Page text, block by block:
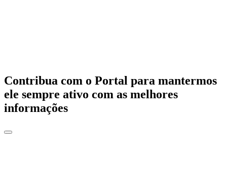
Contribua com o Portal para mantermos
ele sempre ativo com as melhores
informações